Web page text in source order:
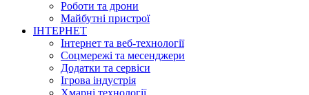
Роботи та дрони
Майбутні пристрої
ІНТЕРНЕТ
Інтернет та веб-технології
Соцмережі та месенджери
Додатки та сервіси
Ігрова індустрія
Хмарні технології